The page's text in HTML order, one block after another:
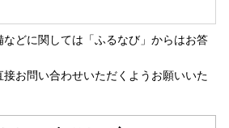
返礼品のお届け日から対象といたし
すことご承知おきください。
ても、メーカー保証の期間は変わり
どに関しては「ふるなび」からはお答
お問い合わせいただくようお願いいた